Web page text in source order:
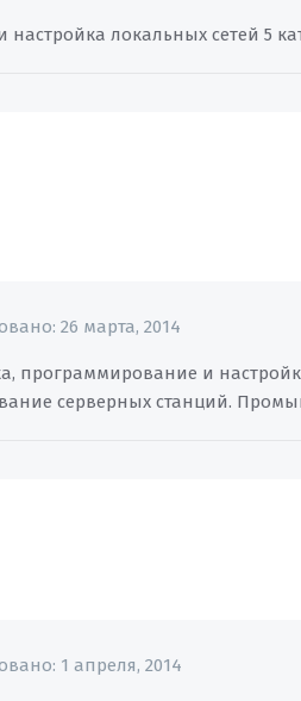
настройка локальных сетей 5
26 марта, 2014
программирование и
серверных станций.
1 апреля, 2014